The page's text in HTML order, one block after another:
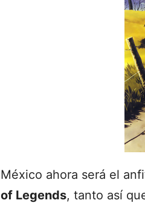
México ahora será el
of Legends, tanto así